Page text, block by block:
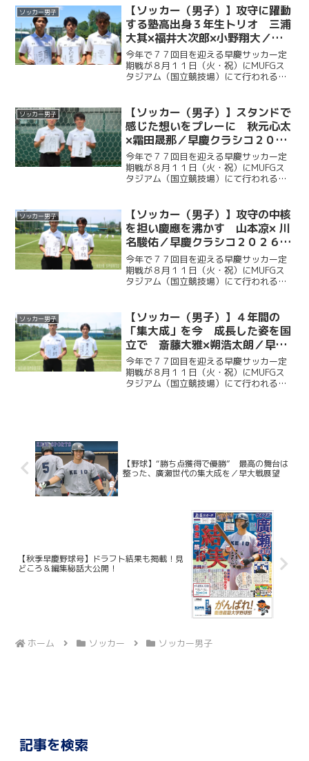
ッチに立つ。今回ケイスポでは選手だけ
ではなく、グラウンドマ...
ソッカー男子
【ソッカー（男子）】攻守に躍動
する塾高出身３年生トリオ 三浦
大其×福井大次郎×小野翔大／早
慶クラシコ２０２６直前企画第４
弾
今年で７７回目を迎える早慶サッカー定
期戦が８月１１日（火・祝）にMUFGス
タジアム（国立競技場）にて行われる。
ピッチに立つ。今回ケイスポでは選手だ
けではなく、グラウンド...
ソッカー男子
【ソッカー（男子）】スタンドで
感じた想いをプレーに 秋元心太
×霜田晟那／早慶クラシコ２０２
６直前企画第３弾
今年で７７回目を迎える早慶サッカー定
期戦が８月１１日（火・祝）にMUFGス
タジアム（国立競技場）にて行われる。
ッチに立つ。今回ケイスポでは選手だけ
ではなく、グラウンドマ...
ソッカー男子
【ソッカー（男子）】攻守の中核
を担い慶應を沸かす 山本凉× 川
名駿佑／早慶クラシコ２０２６直
前企画第２弾
今年で７７回目を迎える早慶サッカー定
期戦が８月１１日（火・祝）にMUFGス
タジアム（国立競技場）にて行われる。
ッチに立つ。今回ケイスポでは選手だけ
ではなく、グラウンドマ...
ソッカー男子
【ソッカー（男子）】４年間の
「集大成」を今 成長した姿を国
立で 斎藤大雅×朔浩太朗／早慶
クラシコ２０２６直前企画第１弾
今年で７７回目を迎える早慶サッカー定
期戦が８月１１日（火・祝）にMUFGス
タジアム（国立競技場）にて行われる。
【野球】“勝ち点獲得で優勝” 最高の舞台は
整った、廣瀬世代の集大成を／早大戦展望
【秋季早慶野球号】ドラフト結果も掲載！見
どころ＆編集秘話大公開！
ホーム ソッカー ソッカー男子
記事を検索